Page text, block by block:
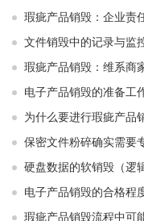
瑕疵产品销毁：企业责
文件销毁中的记录与监
瑕疵产品销毁：维系商
电子产品销毁的准备工
为什么要进行瑕疵产品
保密文件粉碎确实需要
硬盘数据的软销毁（逻
电子产品销毁的合格程
瑕疵产品销毁流程中可